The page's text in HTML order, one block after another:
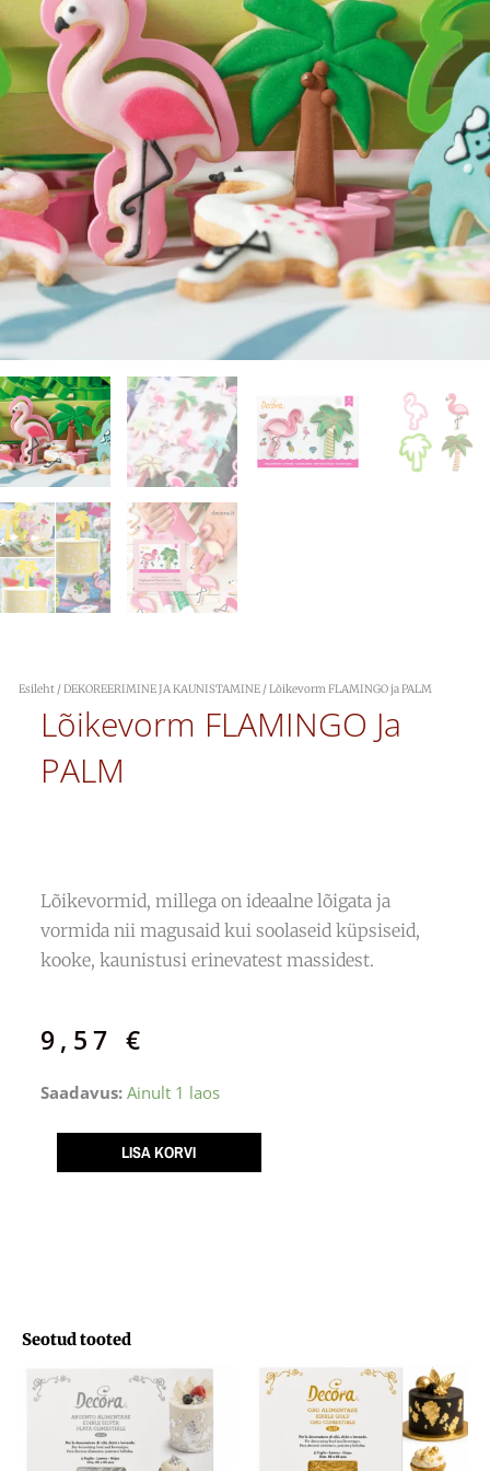
Esileht /DEKOREERIMINE JA KAUNISTAMINE / Lõikevorm FLAMINGO ja PALM
Lõikevorm FLAMINGO Ja
PALM
Lõikevormid, millega on ideaalne lõigata ja
vormida nii magusaid kui soolaseid küpsiseid,
kooke, kaunistusi erinevatest massidest.
9,57 €
Saadavus: Ainult 1 laos
Lõikevorm
LISA KORVI
Seotud tooted